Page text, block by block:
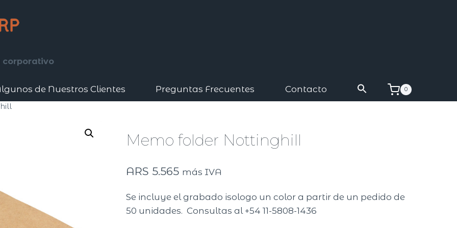
corporativo
de Nuestros Clientes Preguntas Frecuentes Contacto 0
Memo folder Nottinghill
ARS 5.565 más IVA
Se incluye el grabado isologo un color a partir de un pedido de
50 unidades. Consultas al +54 11-5808-1436